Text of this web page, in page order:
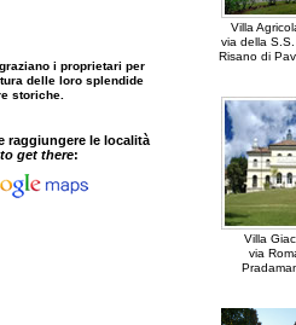
i proprietari per
delle loro splendide
storiche.
raggiungere le località
get there:
Villa
via della
Risano di
Villa
via